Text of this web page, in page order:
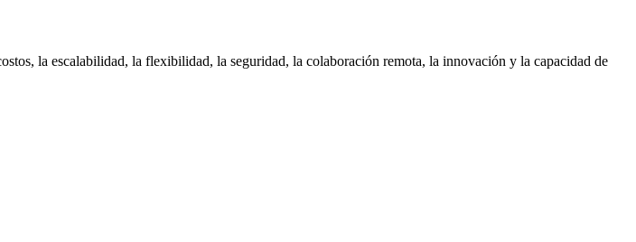
la escalabilidad, la flexibilidad, la seguridad, la colaboración remota, la innovación y la capacidad de